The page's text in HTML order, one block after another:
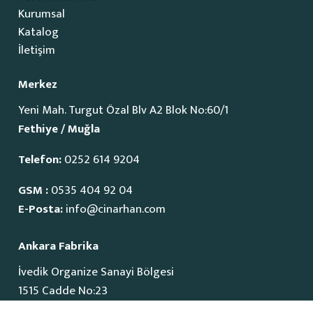
Kurumsal
Katalog
İletişim
Merkez
Yeni Mah. Turgut Özal Blv A2 Blok No:60/1
Fethiye / Muğla
Telefon:0252 614 9204
GSM :0535 404 92 04
E-Posta:info@cinarhan.com
Ankara Fabrika
İvedik Organize Sanayi Bölgesi
1515 Cadde No:23